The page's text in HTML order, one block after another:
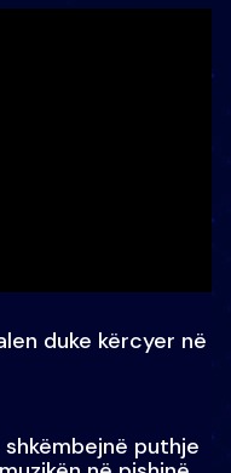
duke kërcyer në
puthje